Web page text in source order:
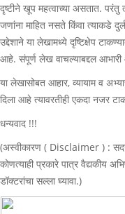
दृष्टीने खूप महत्वाच्या असतात.
जणांना माहित नसते किंवा त्याकडे
उद्देशाने या लेखामध्ये दृष्टिक्षेप
आहे. संपूर्ण लेख वाचल्याबद्दल
या लेखासोबत आहार, व्यायाम व
दिला आहे त्यावरतीही एकदा नजर
धन्यवाद !!!
(अस्वीकारण ( Disclaimer ) :
कोणत्याही प्रकारे पात्र वैद्यकीय
डॉक्टरांचा सल्ला घ्यावा.)